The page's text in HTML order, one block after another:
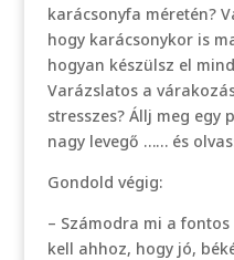
karácsonyfa méretén?
hogy karácsonykor is
hogyan készülsz el
Varázslatos a
stresszes? Állj meg egy
nagy levegő …… és
Gondold végig:
– Számodra mi a
kell ahhoz, hogy jó,